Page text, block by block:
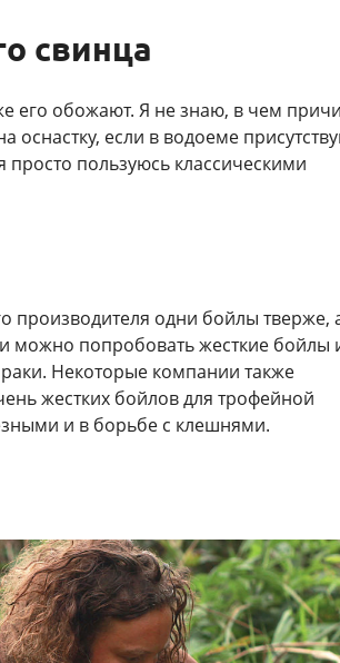
свинца
его обожают. Я не знаю, в чем
оснастку, если в водоеме
просто пользуюсь классическими
производителя одни бойлы тверже,
можно попробовать жесткие бойлы
Некоторые компании также
жестких бойлов для трофейной
и в борьбе с клешнями.